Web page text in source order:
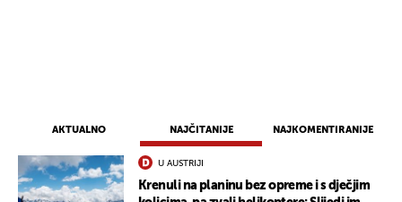
AKTUALNO NAJČITANIJE NAJKOMENTIRANIJE
U AUSTRIJI
Krenuli na planinu bez opreme i s dječjim